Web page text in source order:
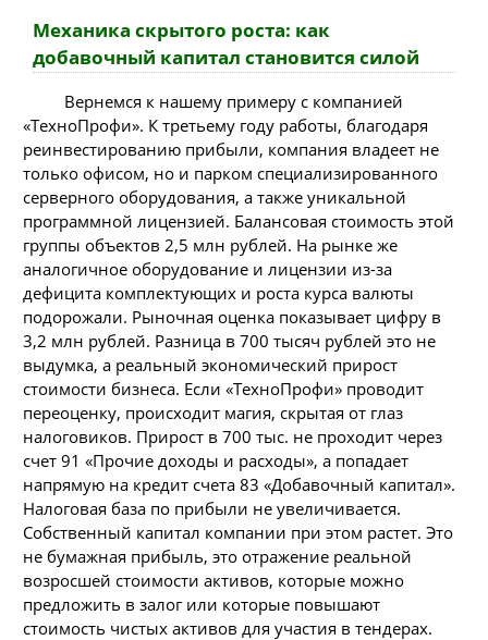
Механика скрытого роста: как
добавочный капитал становится силой
Вернемся к нашему примеру с компанией
«ТехноПрофи». К третьему году работы, благодаря
реинвестированию прибыли, компания владеет не
только офисом, но и парком специализированного
серверного оборудования, а также уникальной
программной лицензией. Балансовая стоимость этой
группы объектов 2,5 млн рублей. На рынке же
аналогичное оборудование и лицензии из-за
дефицита комплектующих и роста курса валюты
подорожали. Рыночная оценка показывает цифру в
3,2 млн рублей. Разница в 700 тысяч рублей это не
выдумка, а реальный экономический прирост
стоимости бизнеса. Если «ТехноПрофи» проводит
переоценку, происходит магия, скрытая от глаз
налоговиков. Прирост в 700 тыс. не проходит через
счет 91 «Прочие доходы и расходы», а попадает
напрямую на кредит счета 83 «Добавочный капитал».
Налоговая база по прибыли не увеличивается.
Собственный капитал компании при этом растет. Это
не бумажная прибыль, это отражение реальной
возросшей стоимости активов, которые можно
предложить в залог или которые повышают
стоимость чистых активов для участия в тендерах.